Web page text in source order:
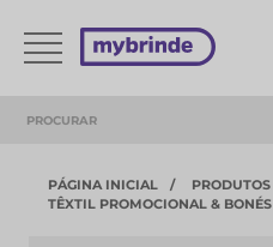
PÁGINA INICIAL
PRODUTOS
TÊXTIL PROMOCIONAL & BONÉS